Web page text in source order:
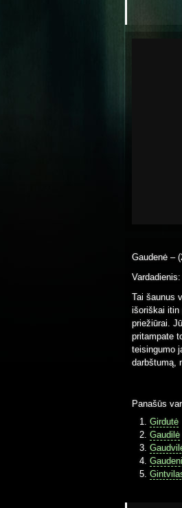
Gaudenė –
Tai šaunus
išoriškai itin
priežiūrai.
pritampate
teisingumo
darbštumą,
Panašūs
Girdutė
Gaudilė